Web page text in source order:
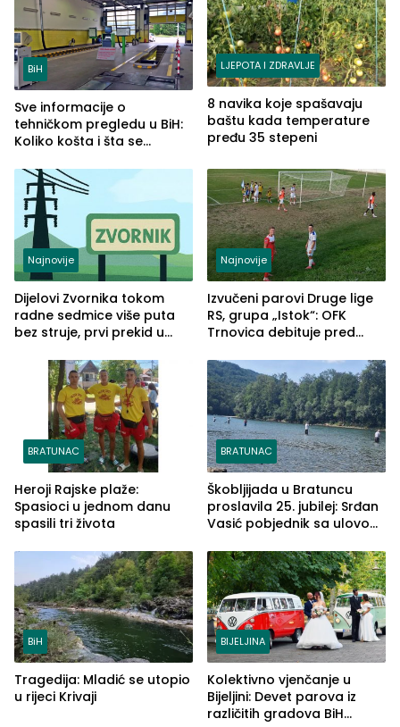
BiH
Sve informacije o
tehničkom pregledu u BiH:
Koliko košta i šta se
LJEPOTA I ZDRAVLJE
8 navika koje spašavaju
baštu kada temperature
pređu 35 stepeni
Najnovije
Dijelovi Zvornika tokom
radne sedmice više puta
bez struje, prvi prekid u
Najnovije
Izvučeni parovi Druge lige
RS, grupa „Istok“: OFK
Trnovica debituje pred
Drine HE
BRATUNAC
Heroji Rajske plaže:
Spasioci u jednom danu
spasili tri života
BRATUNAC
Škobljijada u Bratuncu
proslavila 25. jubilej: Srđan
Vasić pobjednik sa ulovom
BiH
Tragedija: Mladić se utopio
u rijeci Krivaji
BIJELJINA
Kolektivno vjenčanje u
Bijeljini: Devet parova iz
različitih gradova BiH